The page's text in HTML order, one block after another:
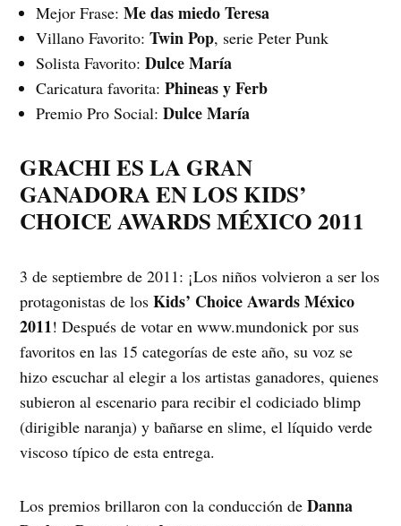
Mejor Frase:Me das miedo Teresa
Villano Favorito:Twin Pop, serie Peter Punk
Solista Favorito:Dulce María
Caricatura favorita:Phineas y Ferb
Premio Pro Social:Dulce María
GRACHI ES LA GRAN
GANADORA EN LOS KIDS’
CHOICE AWARDS MÉXICO 2011
3 de septiembre de 2011: ¡Los niños volvieron a ser los
protagonistas de losKids’ Choice Awards México
2011! Después de votar en www.mundonick por sus
favoritos en las 15 categorías de este año, su voz se
hizo escuchar al elegir a los artistas ganadores, quienes
subieron al escenario para recibir el codiciado blimp
(dirigible naranja) y bañarse en slime, el líquido verde
viscoso típico de esta entrega.
Los premios brillaron con la conducción deDanna